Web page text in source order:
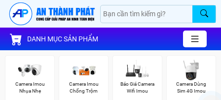
DANH MỤC SẢN PHẨM
Camera Imou
Nhụa Nhẹ
Camera Imou
Chống Trộm
Báo Giá Camera
Wifi Imou
Camera Dùng
Sim 4G Imou